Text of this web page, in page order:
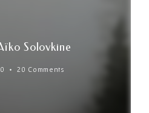
Solovkine
20 Comments